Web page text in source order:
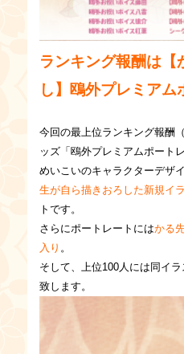
ランキング報酬は【
し】鴎外プレミアム
今回の最上位ランキング報酬
ッズ「鴎外プレミアムポート
めいこいのキャラクターデザ
生が自ら描きおろした新規イ
トです。
さらにポートレートにはかる
入り 。
そして、上位100人には同イ
致します。